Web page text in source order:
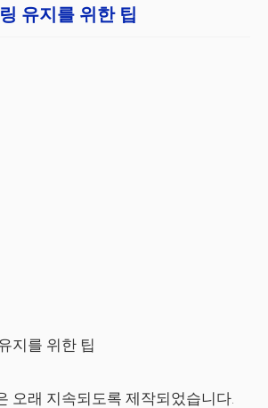
유지를 위한 팁
지를 위한 팁
오래 지속되도록 제작되었습니다.